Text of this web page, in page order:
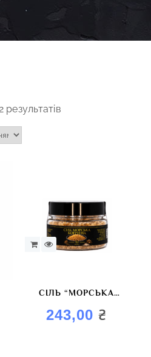
результатів
СІЛЬ “МОРСЬКА
КОПЧЕНА”
243,00₴